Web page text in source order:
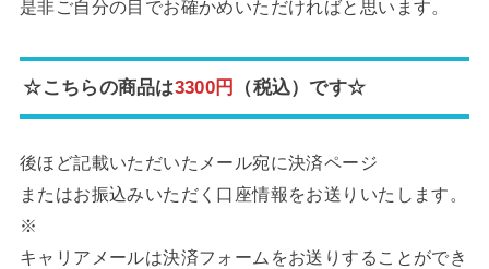
是非ご自分の目でお確かめいただければと思います。
☆こちらの商品は3300円 （税込）です☆
後ほど記載いただいたメール宛に決済ページ
またはお振込みいただく口座情報をお送りいたします。
※
キャリアメールは決済フォームをお送りすることができ